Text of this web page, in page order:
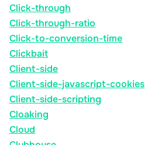
Click-through
Click-through-ratio
Click-to-conversion-time
Clickbait
Client-side
Client-side-javascript-cookies
Client-side-scripting
Cloaking
Cloud